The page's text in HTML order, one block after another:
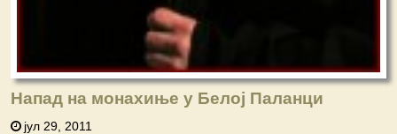
Напад на монахиње у Белој Паланци
јул 29, 2011